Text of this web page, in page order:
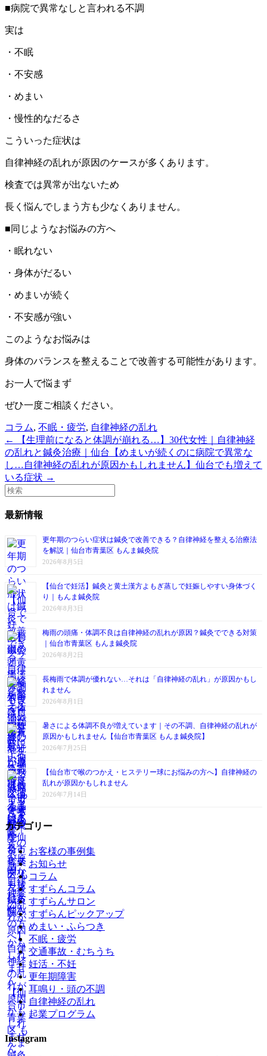
■病院で異常なしと言われる不調
実は
・不眠
・不安感
・めまい
・慢性的なだるさ
こういった症状は
自律神経の乱れが原因のケースが多くあります。
検査では異常が出ないため
長く悩んでしまう方も少なくありません。
■同じようなお悩みの方へ
・眠れない
・身体がだるい
・めまいが続く
・不安感が強い
このようなお悩みは
身体のバランスを整えることで改善する可能性があります。
お一人で悩まず
ぜひ一度ご相談ください。
コラム, 不眠・疲労, 自律神経の乱れ
← 【生理前になると体調が崩れる…】30代女性｜自律神経
の乱れと鍼灸治療｜仙台
【めまいが続くのに病院で異常な
し…自律神経の乱れが原因かもしれません】仙台でも増えて
いる症状 →
最新情報
更年期のつらい症状は鍼灸で改善できる？自律神経を整える治療法
を解説｜仙台市青葉区 もんま鍼灸院
2026年8月5日
【仙台で妊活】鍼灸と黄土漢方よもぎ蒸しで妊娠しやすい身体づく
り｜もんま鍼灸院
2026年8月3日
梅雨の頭痛・体調不良は自律神経の乱れが原因？鍼灸でできる対策
｜仙台市青葉区 もんま鍼灸院
2026年8月2日
長梅雨で体調が優れない…それは「自律神経の乱れ」が原因かもし
れません
2026年8月1日
暑さによる体調不良が増えています｜その不調、自律神経の乱れが
原因かもしれません【仙台市青葉区 もんま鍼灸院】
2026年7月25日
【仙台市で喉のつかえ・ヒステリー球にお悩みの方へ】自律神経の
乱れが原因かもしれません
2026年7月14日
カテゴリー
お客様の事例集
お知らせ
コラム
すずらんコラム
すずらんサロン
すずらんピックアップ
めまい・ふらつき
不眠・疲労
交通事故・むちうち
妊活・不妊
更年期障害
耳鳴り・頭の不調
自律神経の乱れ
起業プログラム
Instagram